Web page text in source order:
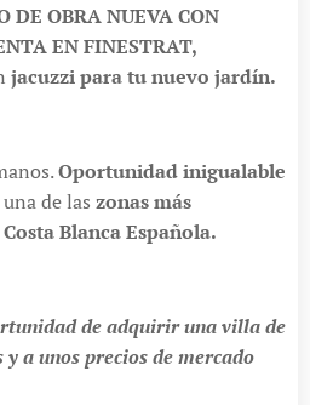
DE OBRA NUEVA CON
EN FINESTRAT,
jacuzzi para tu nuevo jardín.
Oportunidad inigualable
de las zonas más
Blanca Española.
de adquirir una villa de
a unos precios de mercado